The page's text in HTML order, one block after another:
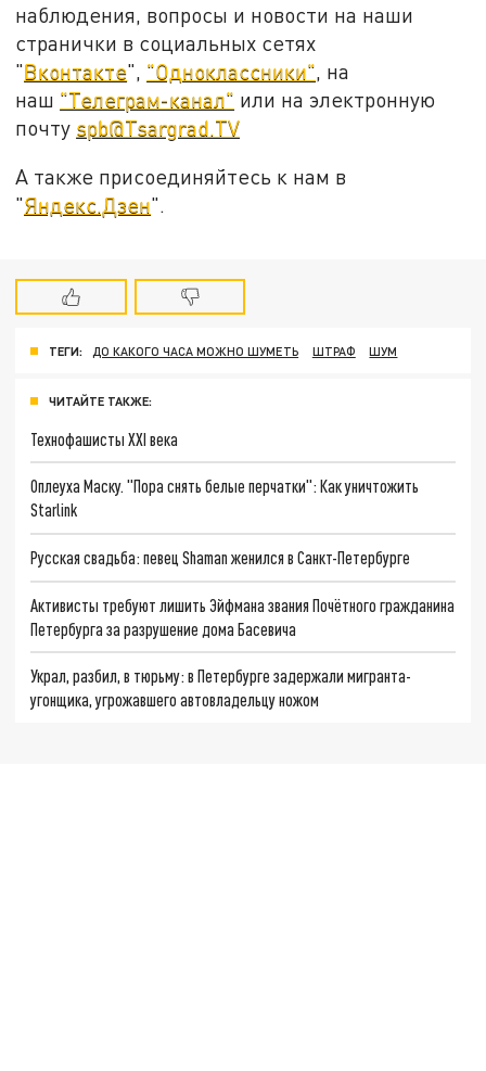
наблюдения, вопросы и новости на наши
странички в социальных сетях
"Вконтакте", "Одноклассники" , на
наш "Телеграм-канал" или на электронную
почту spb@Tsargrad.TV
А также присоединяйтесь к нам в
"Яндекс.Дзен".
ТЕГИ: ДО КАКОГО ЧАСА МОЖНО ШУМЕТЬ ШТРАФ ШУМ
ЧИТАЙТЕ ТАКЖЕ:
Технофашисты XXI века
Оплеуха Маску. "Пора снять белые перчатки": Как уничтожить
Starlink
Русская свадьба: певец Shaman женился в Санкт-Петербурге
Активисты требуют лишить Эйфмана звания Почётного гражданина
Петербурга за разрушение дома Басевича
Украл, разбил, в тюрьму: в Петербурге задержали мигранта-
угонщика, угрожавшего автовладельцу ножом